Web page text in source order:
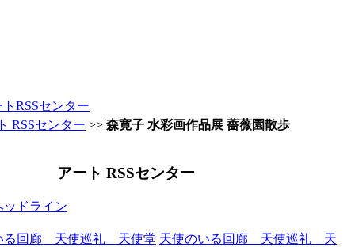
トRSSセンター
RSSセンター >> 森寛子 水彩画作品展 薔薇園散歩
アート RSSセンター
ッドライン
天使のいる回廊 天使巡礼 天